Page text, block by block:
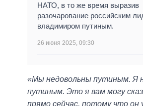
НАТО, в то же время выразив
разочарование российским
владимиром путиным.
26 июня 2025, 09:30
«Мы недовольны путиным. Я
путиным. Это я вам могу
прямо сейчас, потому что он